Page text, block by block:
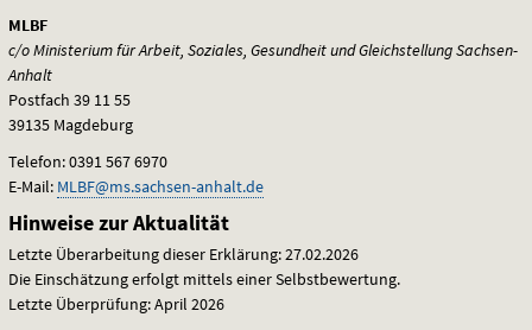
MLBF
c/o Ministerium für Arbeit, Soziales, Gesundheit und Gleichstellung Sachsen-
Anhalt
Postfach 39 11 55
39135 Magdeburg
Telefon: 0391 567 6970
E-Mail: MLBF@ms.sachsen-anhalt.de
Hinweise zur Aktualität
Letzte Überarbeitung dieser Erklärung: 27.02.2026
Die Einschätzung erfolgt mittels einer Selbstbewertung.
Letzte Überprüfung: April 2026